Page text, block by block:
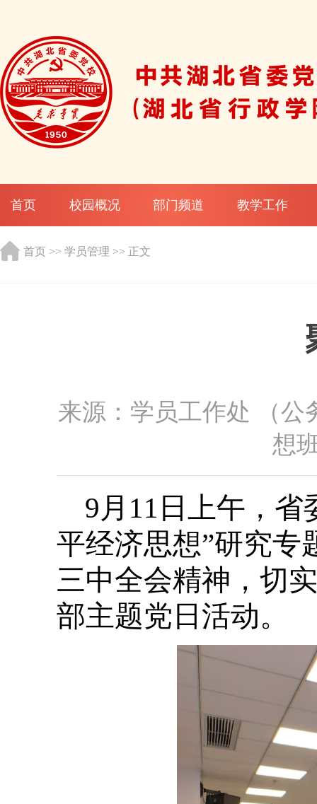
首页 校园概况 部门频道 教学工作
首页 >> 学员管理 >> 正文
来源：学员工作处 （
想
9月11日上午，
平经济思想”研究专
三中全会精神，切
部主题党日活动。